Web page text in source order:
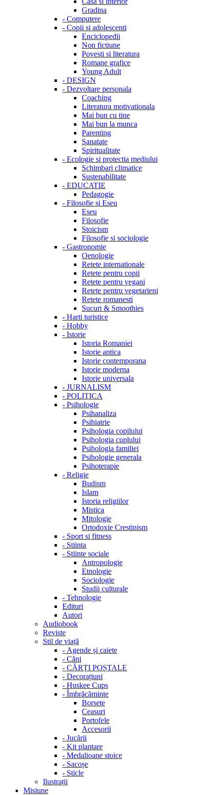
Gradina
- Computere
- Copii si adolescenti
Enciclopedii
Non fictiune
Povesti si literatura
Romane grafice
Young Adult
- DESIGN
- Dezvoltare personala
Coaching
Literatura motivationala
Mai bun cu tine
Mai bun la munca
Parenting
Sanatate
Spiritualitate
- Ecologie si protectia mediului
Schimbari climatice
Sustenabilitate
- EDUCATIE
Pedagogie
- Filosofie si Eseu
Eseu
Filosofie
Stoicism
Filosofie si sociologie
- Gastronomie
Oenologie
Retete internationale
Retete pentru copii
Retete pentru vegani
Retete pentru vegetarieni
Retete romanesti
Sucuri & Smoothies
- Harti turistice
- Hobby
- Istorie
Istoria Romaniei
Istorie antica
Istorie contemporana
Istorie moderna
Istorie universala
- JURNALISM
- POLITICA
- Psihologie
Psihanaliza
Psihiatrie
Psihologia copilului
Psihologia cuplului
Psihologia familiei
Psihologie generala
Psihoterapie
- Religie
Budism
Islam
Istoria religiilor
Mistica
Mitologie
Ortodoxie Crestinism
- Sport si fitness
- Stiinta
- Stiinte sociale
Antropologie
Etnologie
Sociologie
Studii culturale
- Tehnologie
Edituri
Autori
Audiobook
Reviste
Stil de viață
- Agende și caiete
- Căni
- CĂRȚI POȘTALE
- Decorațiuni
- Huskee Cups
- Îmbrăcăminte
Borsete
Ceasuri
Portofele
Accesorii
- Jucării
- Kit plantare
- Medalioane stoice
- Sacoșe
- Sticle
Ilustrații
Misiune